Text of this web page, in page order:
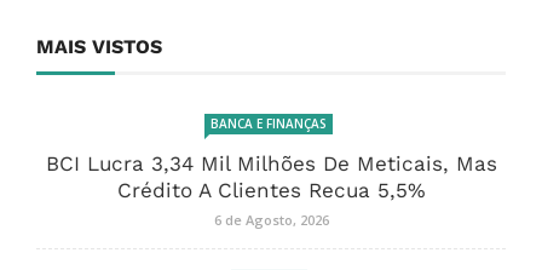
MAIS VISTOS
BANCA E FINANÇAS
BCI Lucra 3,34 Mil Milhões De Meticais, Mas
Crédito A Clientes Recua 5,5%
6 de Agosto, 2026